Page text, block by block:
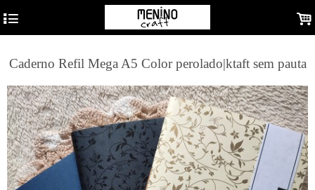
4 .
Caderno Refil Mega A5 Color perolado|ktaft sem pauta